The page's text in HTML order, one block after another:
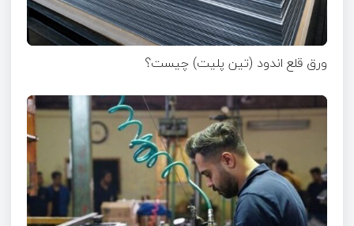
ورق قلع اندود (تین پلیت) چیست؟